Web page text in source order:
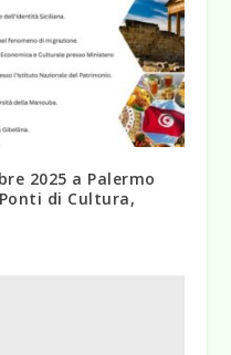
2025 a Palermo
di Cultura,